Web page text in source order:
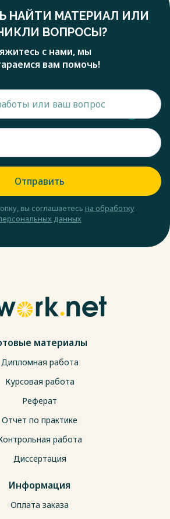
НАЙТИ МАТЕРИАЛ ИЛИ
ВОПРОСЫ?
с нами, мы
вам помочь!
Отправить
вы соглашаетесь на обработку
данных
материалы
Дипломная работа
Курсовая работа
Реферат
Отчет по практике
работа
Диссертация
Информация
Оплата заказа